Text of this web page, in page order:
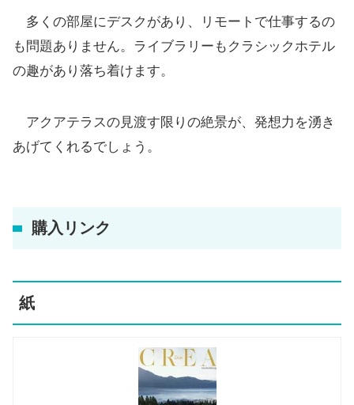
多くの部屋にデスクがあり、リモートで仕事するの
も問題ありません。ライブラリーもクラシックホテル
の趣があり落ち着けます。
アクアテラスの見渡す限りの絶景が、発想力を湧き
あげてくれるでしょう。
購入リンク
紙